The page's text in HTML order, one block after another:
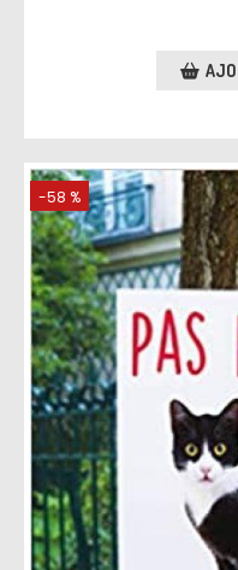
-58 %